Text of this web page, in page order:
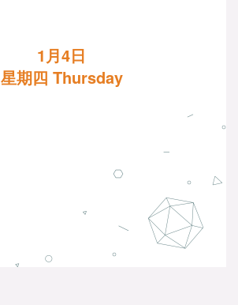
1月4日
星期四 Thursday